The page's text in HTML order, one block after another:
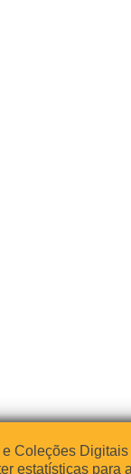
Coleções
estatísticas para